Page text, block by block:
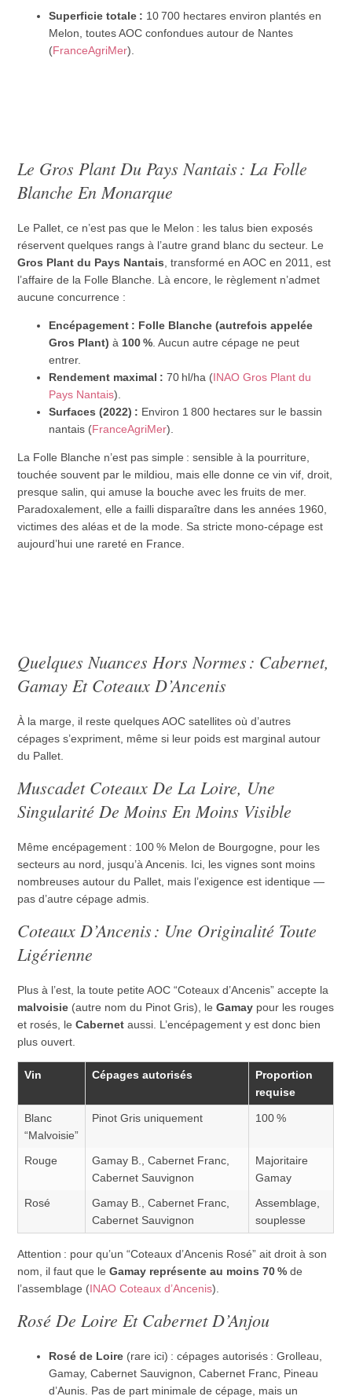
Superficie totale : 10 700 hectares environ plantés en
Melon, toutes AOC confondues autour de Nantes
(FranceAgriMer).
Le Gros Plant Du Pays Nantais : La Folle
Blanche En Monarque
Le Pallet, ce n’est pas que le Melon : les talus bien exposés
réservent quelques rangs à l’autre grand blanc du secteur. Le
Gros Plant du Pays Nantais , transformé en AOC en 2011, est
l’affaire de la Folle Blanche. Là encore, le règlement n’admet
aucune concurrence :
Encépagement : Folle Blanche (autrefois appelée
Gros Plant) à 100 % . Aucun autre cépage ne peut
entrer.
Rendement maximal : 70 hl/ha (INAO Gros Plant du
Pays Nantais).
Surfaces (2022) : Environ 1 800 hectares sur le bassin
nantais (FranceAgriMer).
La Folle Blanche n’est pas simple : sensible à la pourriture,
touchée souvent par le mildiou, mais elle donne ce vin vif, droit,
presque salin, qui amuse la bouche avec les fruits de mer.
Paradoxalement, elle a failli disparaître dans les années 1960,
victimes des aléas et de la mode. Sa stricte mono-cépage est
aujourd’hui une rareté en France.
Quelques Nuances Hors Normes : Cabernet,
Gamay Et Coteaux D’Ancenis
À la marge, il reste quelques AOC satellites où d’autres
cépages s’expriment, même si leur poids est marginal autour
du Pallet.
Muscadet Coteaux De La Loire, Une
Singularité De Moins En Moins Visible
Même encépagement : 100 % Melon de Bourgogne, pour les
secteurs au nord, jusqu’à Ancenis. Ici, les vignes sont moins
nombreuses autour du Pallet, mais l’exigence est identique —
pas d’autre cépage admis.
Coteaux D’Ancenis : Une Originalité Toute
Ligérienne
Plus à l’est, la toute petite AOC “Coteaux d’Ancenis” accepte la
malvoisie (autre nom du Pinot Gris), leGamay pour les rouges
et rosés, leCabernet aussi. L’encépagement y est donc bien
plus ouvert.
Vin Cépages autorisés
Proportion
requise
Blanc
“Malvoisie”
Pinot Gris uniquement 100 %
Rouge
Gamay B., Cabernet Franc,
Cabernet Sauvignon
Majoritaire
Gamay
Rosé
Gamay B., Cabernet Franc,
Cabernet Sauvignon
Assemblage,
souplesse
Attention : pour qu’un “Coteaux d’Ancenis Rosé” ait droit à son
nom, il faut que leGamay représente au moins 70 % de
l’assemblage (INAO Coteaux d’Ancenis).
Rosé De Loire Et Cabernet D’Anjou
Rosé de Loire (rare ici) : cépages autorisés : Grolleau,
Gamay, Cabernet Sauvignon, Cabernet Franc, Pineau
d’Aunis. Pas de part minimale de cépage, mais un